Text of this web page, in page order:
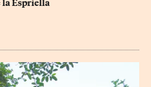
la Espriella